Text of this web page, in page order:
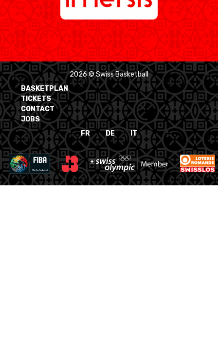
2026 © Swiss Basketball
BASKETPLAN
TICKETS
CONTACT
JOBS
FR
DE IT